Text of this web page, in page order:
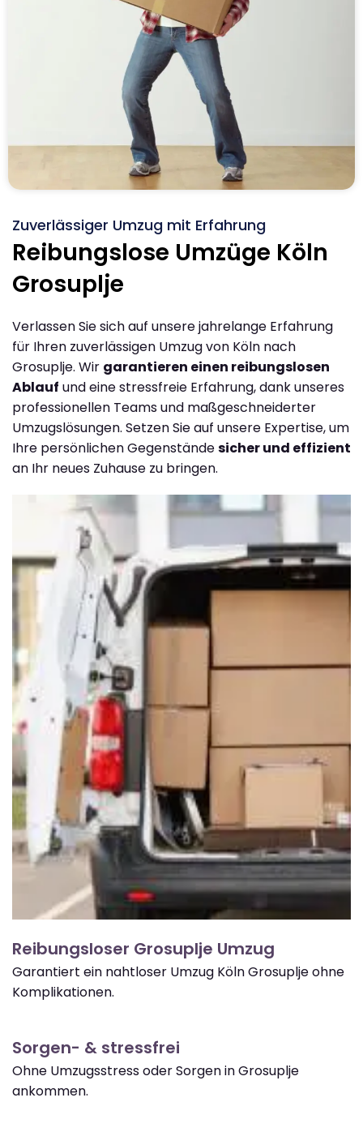
Zuverlässiger Umzug mit Erfahrung
Reibungslose Umzüge Köln
Grosuplje
Verlassen Sie sich auf unsere jahrelange Erfahrung
für Ihren zuverlässigen Umzug von Köln nach
Grosuplje. Wir garantieren einen reibungslosen
Ablauf und eine stressfreie Erfahrung, dank unseres
professionellen Teams und maßgeschneiderter
Umzugslösungen. Setzen Sie auf unsere Expertise, um
Ihre persönlichen Gegenständesicher und effizient
an Ihr neues Zuhause zu bringen.
Reibungsloser Grosuplje Umzug
Garantiert ein nahtloser Umzug Köln Grosuplje ohne
Komplikationen.
Sorgen- & stressfrei
Ohne Umzugsstress oder Sorgen in Grosuplje
ankommen.